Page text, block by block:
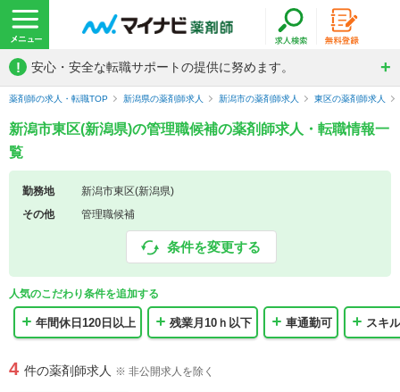
! 安心・安全な転職サポートの提供に努めます。
薬剤師の求人・転職TOP 新潟県の薬剤師求人 新潟市の薬剤師求人 東区の薬剤師求人
新潟市東区(新潟県)の管理職候補の薬剤師求人・転職情報一
覧
勤務地
新潟市東区(新潟県)
その他
管理職候補
条件を変更する
人気のこだわり条件を追加する
年間休日120日以上 残業月10ｈ以下 車通勤可 スキ
4 件の薬剤師求人 ※ 非公開求人を除く